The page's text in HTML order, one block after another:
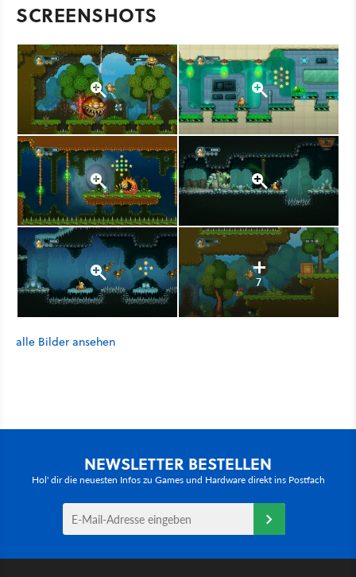
SCREENSHOTS
7
alle Bilder ansehen
NEWSLETTER BESTELLEN
Hol' dir die neuesten Infos zu Games und Hardware direkt ins Postfach